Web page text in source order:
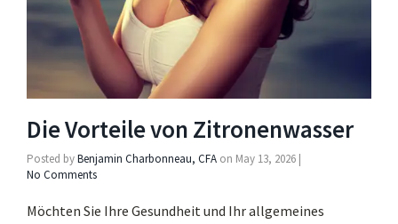
Die Vorteile von Zitronenwasser
Posted byBenjamin Charbonneau, CFA on May 13, 2026 |
No Comments
Möchten Sie Ihre Gesundheit und Ihr allgemeines